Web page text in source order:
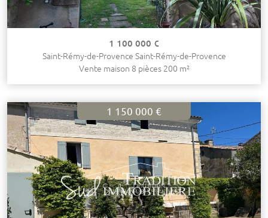
1 100 000 €
Saint-Rémy-de-Provence Saint-Rémy-de-Provence
Vente maison 8 pièces 200 m²
1 150 000 €